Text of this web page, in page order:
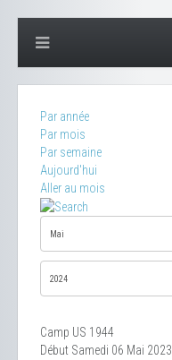
Par année
Par mois
Par semaine
Aujourd'hui
Aller au mois
Camp US 1944
Début Samedi 06 Mai 2023